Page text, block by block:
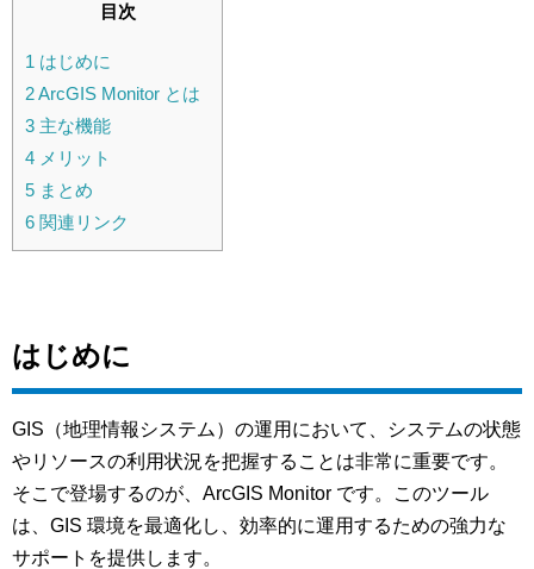
目次
1 はじめに
2ArcGIS Monitor とは
3 主な機能
4 メリット
5 まとめ
6 関連リンク
はじめに
GIS（地理情報システム）の運用において、システムの状態
やリソースの利用状況を把握することは非常に重要です。
そこで登場するのが、ArcGIS Monitor です。このツール
は、GIS 環境を最適化し、効率的に運用するための強力な
サポートを提供します。